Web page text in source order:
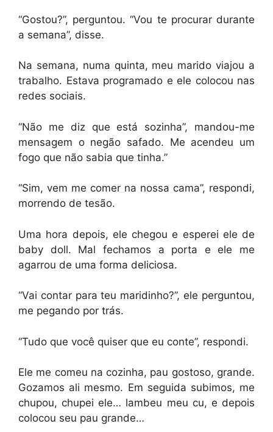
“Gostou?”, perguntou. “Vou te procurar durante
a semana”, disse.
Na semana, numa quinta, meu marido viajou a
trabalho. Estava programado e ele colocou nas
redes sociais.
“Não me diz que está sozinha”, mandou-me
mensagem o negão safado. Me acendeu um
fogo que não sabia que tinha.”
“Sim, vem me comer na nossa cama”, respondi,
morrendo de tesão.
Uma hora depois, ele chegou e esperei ele de
baby doll. Mal fechamos a porta e ele me
agarrou de uma forma deliciosa.
“Vai contar para teu maridinho?”, ele perguntou,
me pegando por trás.
“Tudo que você quiser que eu conte”, respondi.
Ele me comeu na cozinha, pau gostoso, grande.
Gozamos ali mesmo. Em seguida subimos, me
chupou, chupei ele… lambeu meu cu, e depois
colocou seu pau grande…